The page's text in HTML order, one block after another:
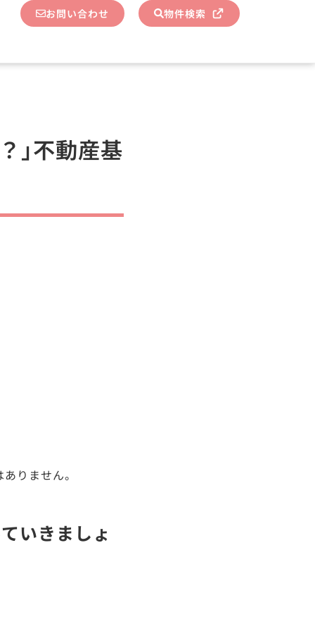
お問い合わせ 物件検索
｣不動産基
りません。
いきましょ